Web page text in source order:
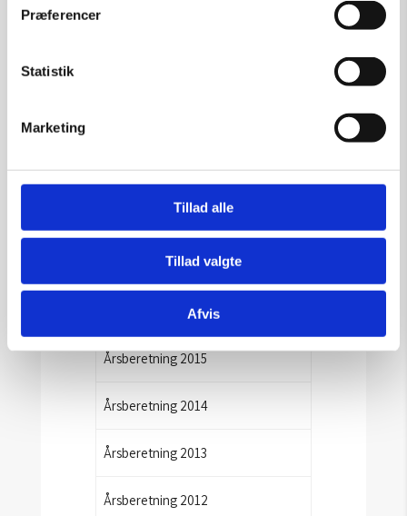
Præferencer
Statistik
Marketing
Tillad alle
Tillad valgte
Afvis
Årsberetning 2019
Årsberetning 2018
Årsberetning 2017
Årsberetning 2016
Årsberetning 2015
Årsberetning 2014
Årsberetning 2013
Årsberetning 2012